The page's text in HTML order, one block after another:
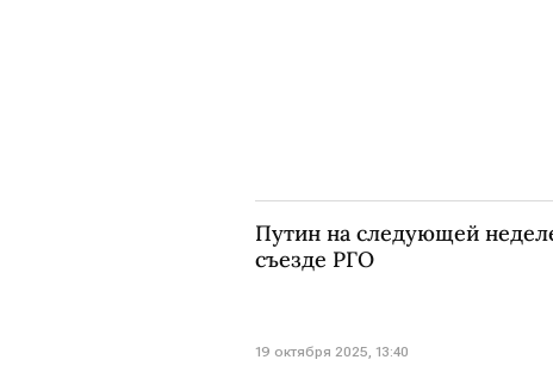
Путин на следующей
съезде РГО
19 октября 2025, 13:40